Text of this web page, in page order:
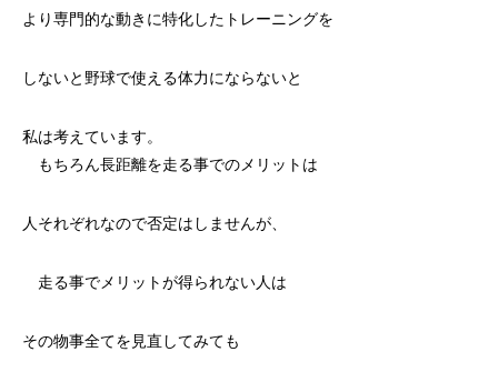
より専門的な動きに特化したトレーニングを
しないと野球で使える体力にならないと
私は考えています。
もちろん長距離を走る事でのメリットは
人それぞれなので否定はしませんが、
走る事でメリットが得られない人は
その物事全てを見直してみても